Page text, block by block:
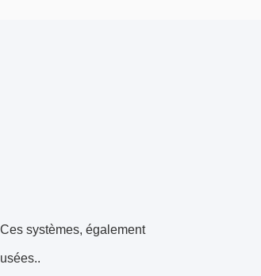
systèmes, également